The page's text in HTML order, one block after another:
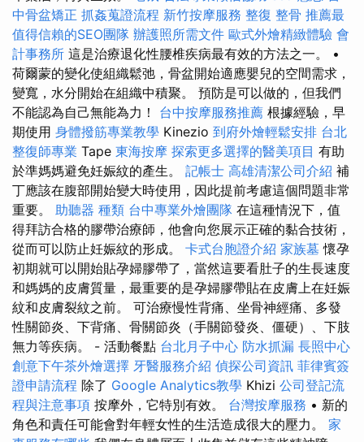
中骨盆矯正 抓姦蒐證流程 新竹按摩服務 整復 整骨 推薦最
值得信賴的SEO團隊 辦護照所需文件 歐式外燴精緻體驗 會
計事務所 這是治療退化性腰椎疾病最有效的方法之一。 •
荷爾蒙的變化使組織鬆弛，骨盆開始適應嬰兒的空間需求，
變寬，水分開始在組織中積聚。 預防是可以做的，但我們
不能認為自己無能為力！ 台中按摩服務推薦 根據經驗，早
期使用 身體撥筋專業教學 Kinezio 到府外燴輕鬆安排 台北
整復師專業 Tape 東海按摩 探索更多選擇的醫美項目 有助
於準媽媽避免妊娠紋的產生。 記帳士 高雄清潔公司介紹 補
丁應該在腹部開始變大時使用，因此提前考慮這個問題非常
重要。 助聽器 種類 台中專業外燴團隊 在這種情況下，值
得拜訪合格的膠帶治療師，他會向您展示正確的黏合技術，
從而可以防止妊娠紋的形成。 卡式台胞證介紹 家族墓 懷孕
初期就可以開始貼孕婦膠帶了，當然這要看肚子的生長速度
和媽媽的皮膚質量，最重要的是孕婦膠帶貼在皮膚上在妊娠
紋和皮膚裂紋之前。 可治療慢性背痛、坐骨神經痛、多發
性關節炎、下背痛、骨關節炎（手關節發炎、僵硬）、下肢
無力等疾病。 - 活動餐點 台北月子中心 防水抓漏 長照中心
創意下午茶外燴選擇 牙醫服務介紹 偵探公司資訊 菲律賓簽
證申請流程 除了 Google Analytics教學 Khizi 公司登記流
程與注意事項 按摩外，它特別有效。 台灣按摩服務 • 新的
角色和責任可能會對年輕女性的生活造成很大的壓力。 家